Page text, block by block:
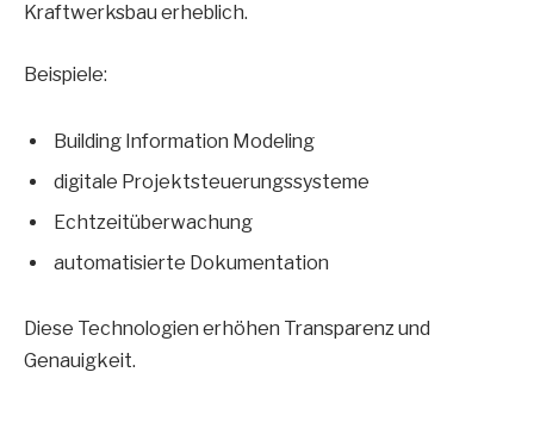
Kraftwerksbau erheblich.
Beispiele:
Building Information Modeling
digitale Projektsteuerungssysteme
Echtzeitüberwachung
automatisierte Dokumentation
Diese Technologien erhöhen Transparenz und
Genauigkeit.